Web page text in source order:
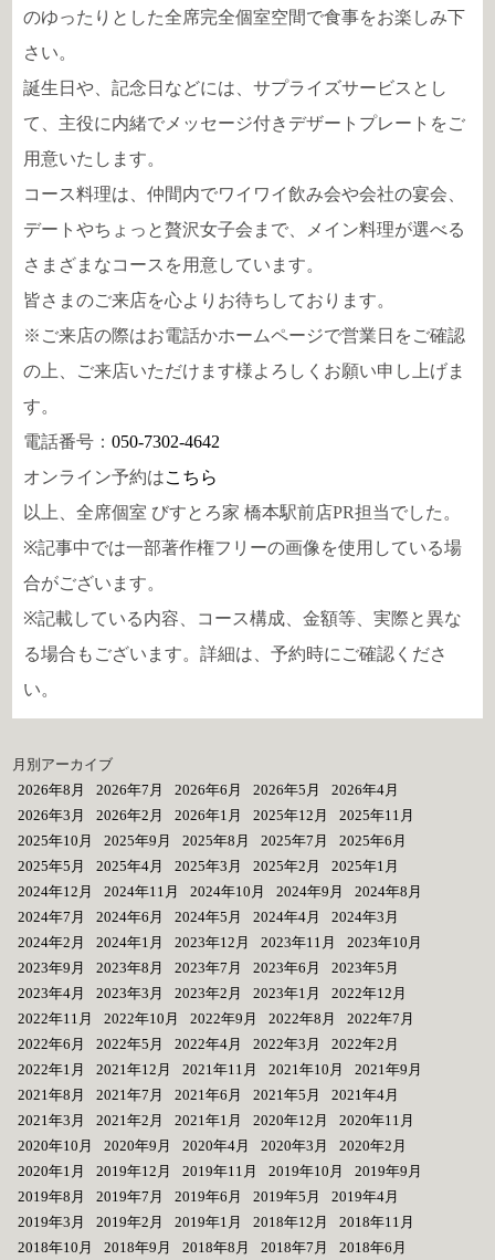
のゆったりとした全席完全個室空間で食事をお楽しみ下
さい。
誕生日や、記念日などには、サプライズサービスとし
て、主役に内緒でメッセージ付きデザートプレートをご
用意いたします。
コース料理は、仲間内でワイワイ飲み会や会社の宴会、
デートやちょっと贅沢女子会まで、メイン料理が選べる
さまざまなコースを用意しています。
皆さまのご来店を心よりお待ちしております。
※ご来店の際はお電話かホームページで営業日をご確認
の上、ご来店いただけます様よろしくお願い申し上げま
す。
電話番号：050-7302-4642
オンライン予約はこちら
以上、全席個室 びすとろ家 橋本駅前店PR担当でした。
※記事中では一部著作権フリーの画像を使用している場
合がございます。
※記載している内容、コース構成、金額等、実際と異な
る場合もございます。詳細は、予約時にご確認くださ
い。
月別アーカイブ
2026年8月
2026年7月 2026年6月 2026年5月
2026年4月
2026年3月
2026年2月 2026年1月 2025年12月
2025年11月
2025年10月
2025年9月 2025年8月 2025年7月
2025年6月
2025年5月
2025年4月 2025年3月 2025年2月
2025年1月
2024年12月
2024年11月 2024年10月 2024年9月
2024年8月
2024年7月
2024年6月 2024年5月 2024年4月
2024年3月
2024年2月
2024年1月 2023年12月 2023年11月
2023年10月
2023年9月
2023年8月 2023年7月 2023年6月
2023年5月
2023年4月
2023年3月 2023年2月 2023年1月
2022年12月
2022年11月
2022年10月 2022年9月 2022年8月
2022年7月
2022年6月
2022年5月 2022年4月 2022年3月
2022年2月
2022年1月
2021年12月 2021年11月 2021年10月
2021年9月
2021年8月
2021年7月 2021年6月 2021年5月
2021年4月
2021年3月
2021年2月 2021年1月 2020年12月
2020年11月
2020年10月
2020年9月 2020年4月 2020年3月
2020年2月
2020年1月
2019年12月 2019年11月 2019年10月
2019年9月
2019年8月
2019年7月 2019年6月 2019年5月
2019年4月
2019年3月
2019年2月 2019年1月 2018年12月
2018年11月
2018年10月
2018年9月 2018年8月 2018年7月
2018年6月